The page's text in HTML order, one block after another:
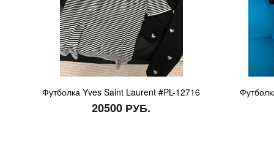
Футболка Yves Saint Laurent #PL-12716
20500 РУБ.